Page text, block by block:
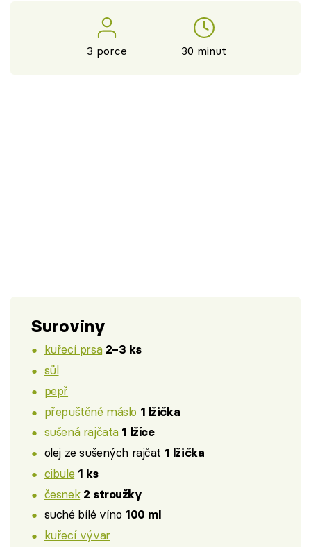
3 porce 30 minut
Suroviny
kuřecí prsa 2–3 ks
sůl
pepř
přepuštěné máslo 1 lžička
sušená rajčata 1 lžíce
olej ze sušených rajčat 1 lžička
cibule 1 ks
česnek 2 stroužky
suché bílé víno 100 ml
kuřecí vývar